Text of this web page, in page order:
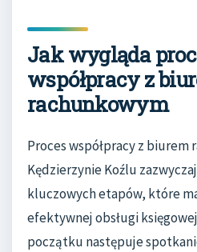
Jak wygląda
współpracy z
rachunkowym
Proces współpracy z biurem
Kędzierzynie Koźlu
kluczowych etapów, które
efektywnej obsługi
początku następuje